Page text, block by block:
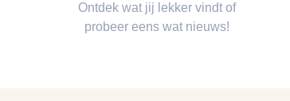
Ontdek wat jij lekker vindt of
probeer eens wat nieuws!